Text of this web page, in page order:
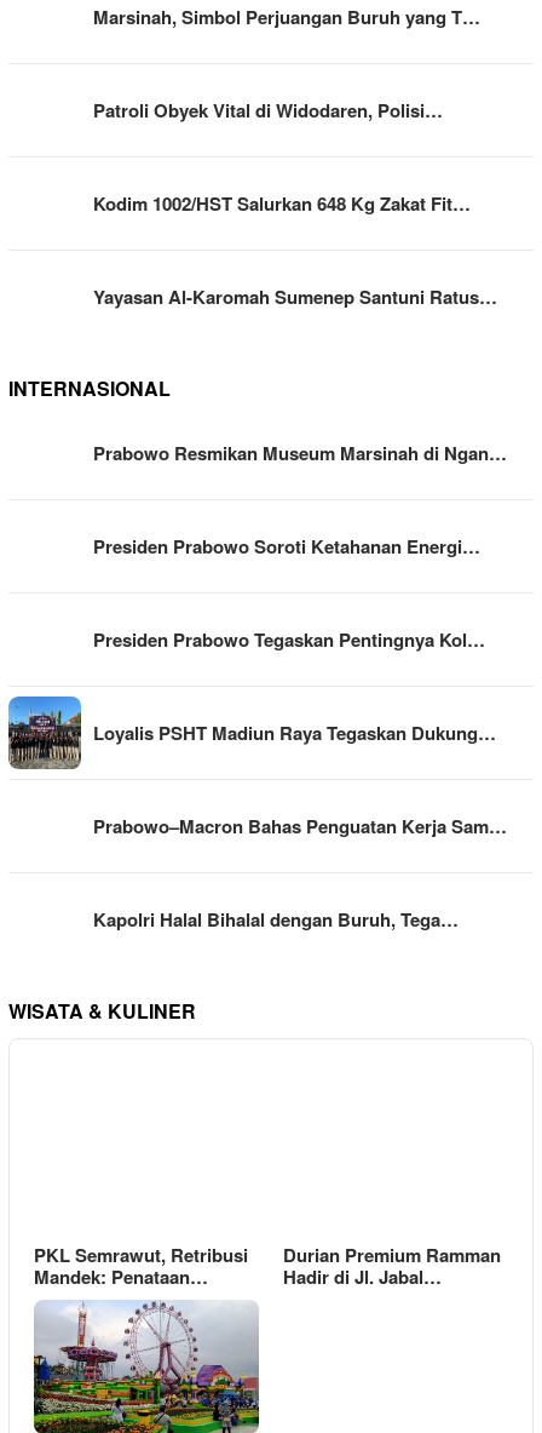
Marsinah, Simbol Perjuangan Buruh yang T…
Patroli Obyek Vital di Widodaren, Polisi…
Kodim 1002/HST Salurkan 648 Kg Zakat Fit…
Yayasan Al-Karomah Sumenep Santuni Ratus…
INTERNASIONAL
Prabowo Resmikan Museum Marsinah di Ngan…
Presiden Prabowo Soroti Ketahanan Energi…
Presiden Prabowo Tegaskan Pentingnya Kol…
Loyalis PSHT Madiun Raya Tegaskan Dukung…
Prabowo–Macron Bahas Penguatan Kerja Sam…
Kapolri Halal Bihalal dengan Buruh, Tega…
WISATA & KULINER
PKL Semrawut, Retribusi
Mandek: Penataan…
Durian Premium Ramman
Hadir di Jl. Jabal…